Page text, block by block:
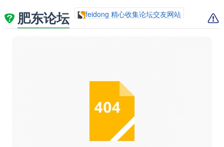
肥东论坛 feidong 精心收集论坛交友网站